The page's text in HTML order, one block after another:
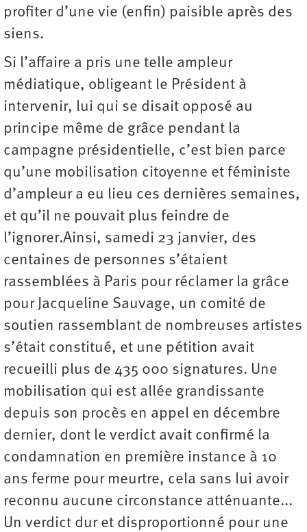
profiter d’une vie (enfin) paisible après des
siens.
Si l’affaire a pris une telle ampleur
médiatique, obligeant le Président à
intervenir, lui qui se disait opposé au
principe même de grâce pendant la
campagne présidentielle, c’est bien parce
qu’une mobilisation citoyenne et féministe
d’ampleur a eu lieu ces dernières semaines,
et qu’il ne pouvait plus feindre de
l’ignorer.Ainsi, samedi 23 janvier, des
centaines de personnes s’étaient
rassemblées à Paris pour réclamer la grâce
pour Jacqueline Sauvage, un comité de
soutien rassemblant de nombreuses artistes
s’était constitué, et une pétition avait
recueilli plus de 435 000 signatures. Une
mobilisation qui est allée grandissante
depuis son procès en appel en décembre
dernier, dont le verdict avait confirmé la
condamnation en première instance à 10
ans ferme pour meurtre, cela sans lui avoir
reconnu aucune circonstance atténuante...
Un verdict dur et disproportionné pour une